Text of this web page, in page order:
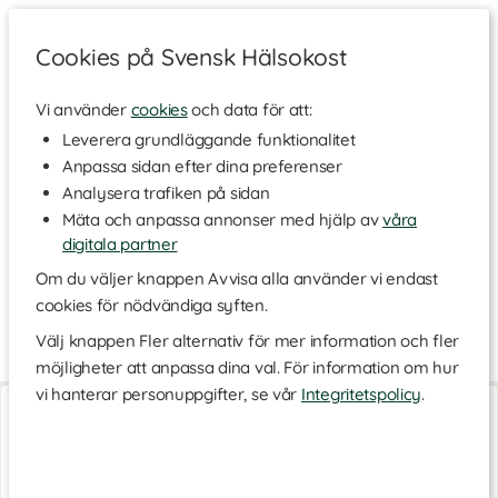
Cookies på Svensk Hälsokost
Vi använder cookiesoch data för att:
Leverera grundläggande funktionalitet
Anpassa sidan efter dina preferenser
Analysera trafiken på sidan
Mäta och anpassa annonser med hjälp avvåra
digitala partner
Om du väljer knappen Avvisa alla använder vi endast
cookies för nödvändiga syften.
Välj knappen Fler alternativ för mer information och fler
möjligheter att anpassa dina val. För information om hur
vi hanterar personuppgifter, se vår Integritetspolicy.
Varumärken
Camelina of Sweden
Camelina of Sweden är ett svenskt varumärke som kombinerar
tradition och innovation med fokus på hälsa, smak och
hållbarhet. Deras ekologiska och hållbara produkter, för både
människor och djur, odlas och förädlas på en familjegård i
Sörmland. Upptäck deras utbud hos oss!
Camelinaolja Original
Camelinafrön